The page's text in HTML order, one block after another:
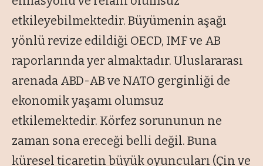
etkileyebilmektedir. Büyümenin aşağı
yönlü revize edildiği OECD, IMF ve AB
raporlarında yer almaktadır. Uluslararası
arenada ABD-AB ve NATO gerginliği de
ekonomik yaşamı olumsuz
etkilemektedir. Körfez sorununun ne
zaman sona ereceği belli değil. Buna
küresel ticaretin büyük oyuncuları (Çin ve